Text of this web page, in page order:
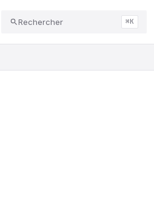
Audio & Podcast Gaming &
Rechercher ⌘K